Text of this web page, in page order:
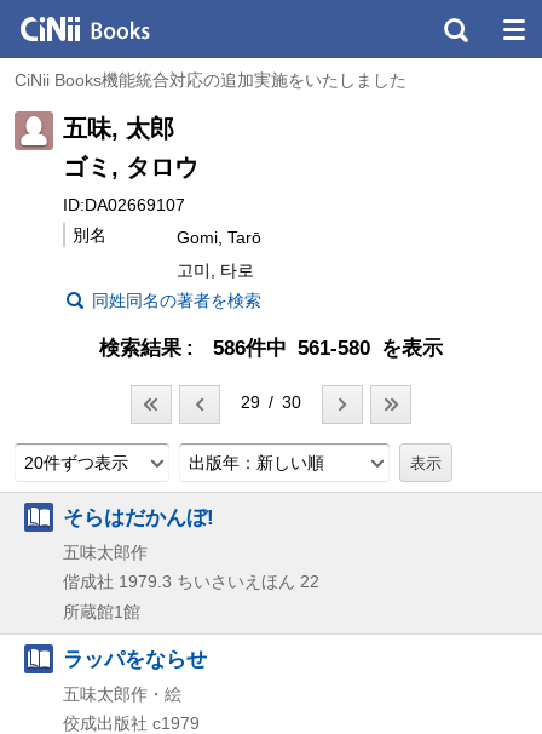
CiNii Books機能統合対応の追加実施をいたしました
五味, 太郎
ゴミ, タロウ
ID:DA02669107
別名
Gomi, Tarō
고미, 타로
同姓同名の著者を検索
検索結果 586件中 561-580 を表示
29 / 30
20件ずつ表示 出版年：新しい順
そらはだかんぼ!
五味太郎作
偕成社 1979.3 ちいさいえほん 22
所蔵館1館
ラッパをならせ
五味太郎作・絵
佼成出版社 c1979